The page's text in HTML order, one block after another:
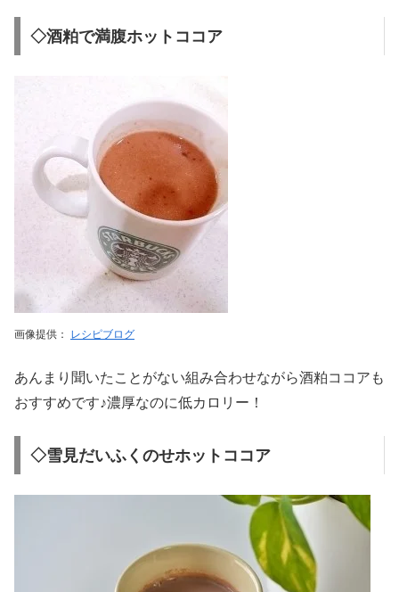
◇酒粕で満腹ホットココア
画像提供： レシピブログ
あんまり聞いたことがない組み合わせながら酒粕ココアも
おすすめです♪濃厚なのに低カロリー！
◇雪見だいふくのせホットココア